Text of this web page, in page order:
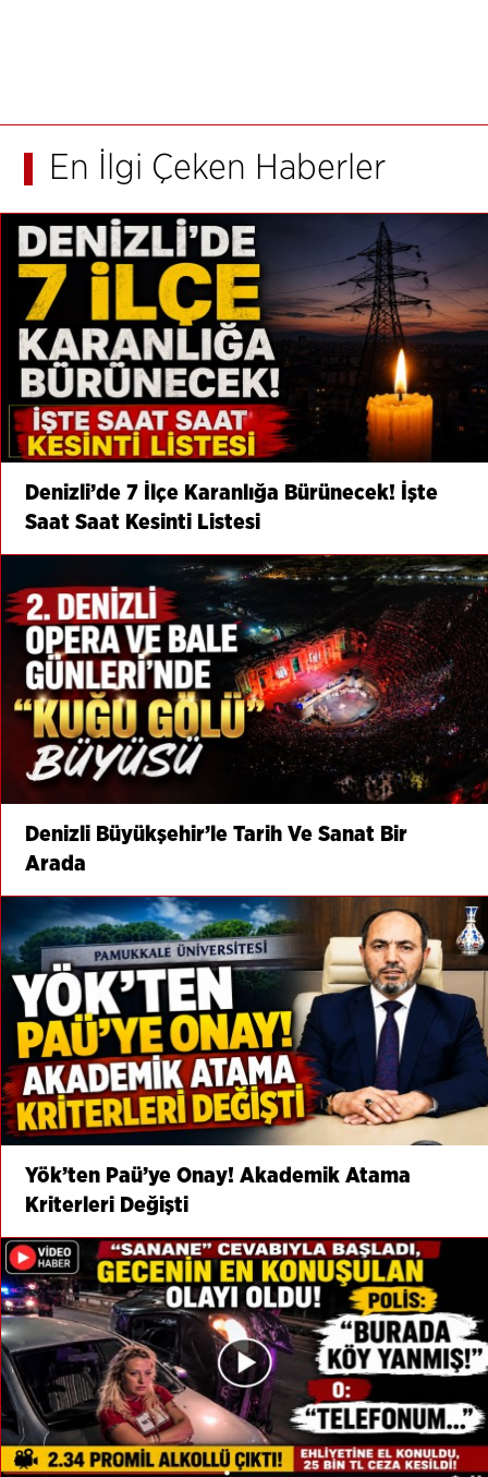
En İlgi Çeken Haberler
Denizli’de 7 İlçe Karanlığa Bürünecek! İşte
Saat Saat Kesinti Listesi
Denizli Büyükşehir’le Tarih Ve Sanat Bir
Arada
Yök’ten Paü’ye Onay! Akademik Atama
Kriterleri Değişti